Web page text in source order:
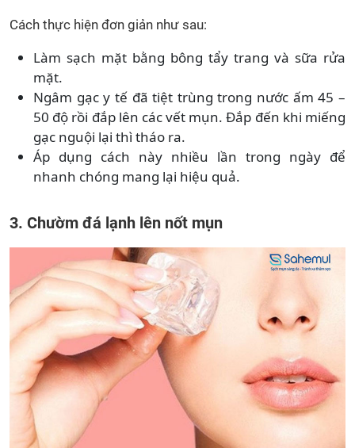
Cách thực hiện đơn giản như sau:
Làm sạch mặt bằng bông tẩy trang và sữa rửa
mặt.
Ngâm gạc y tế đã tiệt trùng trong nước ấm 45 –
50 độ rồi đắp lên các vết mụn. Đắp đến khi miếng
gạc nguội lại thì tháo ra.
Áp dụng cách này nhiều lần trong ngày để
nhanh chóng mang lại hiệu quả.
3. Chườm đá lạnh lên nốt mụn